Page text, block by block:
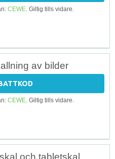
CEWE. Giltig tills vidare.
av bilder
CEWE. Giltig tills vidare.
och tabletskal